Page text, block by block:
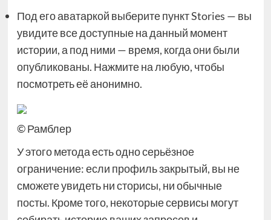
Под его аватаркой выберите пункт Stories — вы
увидите все доступные на данный момент
истории, а под ними — время, когда они были
опубликованы. Нажмите на любую, чтобы
посмотреть её анонимно.
© Рамблер
У этого метода есть одно серьёзное
ограничение: если профиль закрытый, вы не
сможете увидеть ни сторисы, ни обычные
посты. Кроме того, некоторые сервисы могут